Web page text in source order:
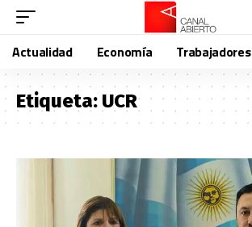
Actualidad Economía Trabajadores
Etiqueta:UCR